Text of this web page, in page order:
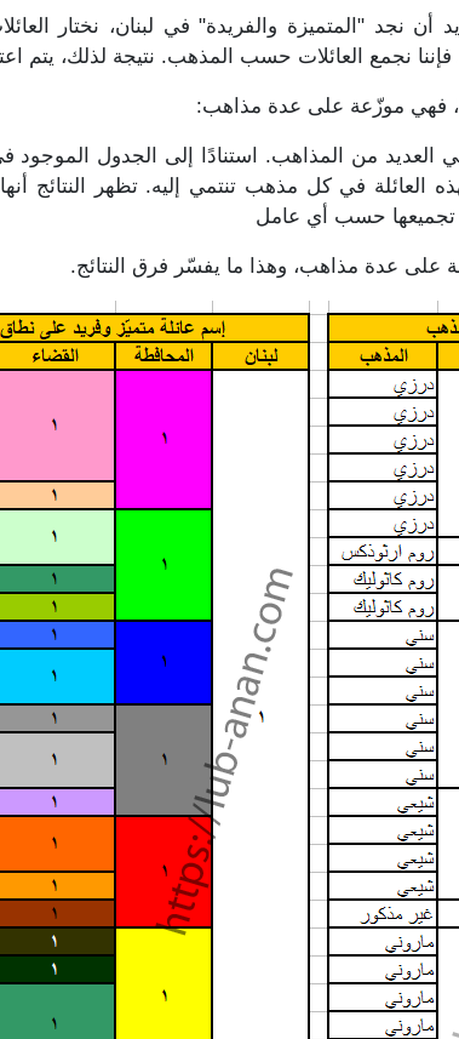
أن نجد "المتميزة والفريدة" في لبنان، نختار
نجمع العائلات حسب المذهب. نتيجة لذلك، يتم
فهي موزّعة على عدة مذاهب:
العديد من المذاهب. استنادًا إلى الجدول
تجميعها حسب أي عامل
على عدة مذاهب، وهذا ما يفسّر فرق النتائج.